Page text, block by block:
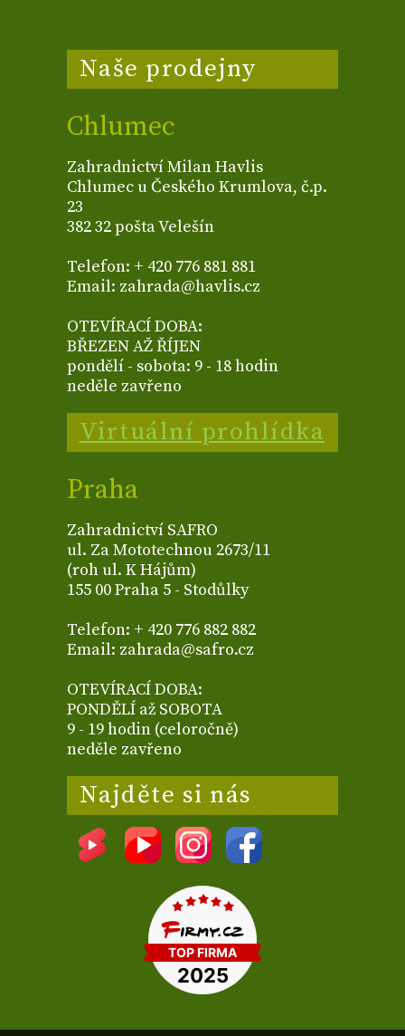
Naše prodejny
Chlumec
Zahradnictví Milan Havlis
Chlumec u Českého Krumlova, č.p.
23
382 32 pošta Velešín
Telefon: + 420 776 881 881
Email: zahrada@havlis.cz
OTEVÍRACÍ DOBA:
BŘEZEN AŽ ŘÍJEN
pondělí - sobota: 9 - 18 hodin
neděle zavřeno
Virtuální prohlídka
Praha
Zahradnictví SAFRO
ul. Za Mototechnou 2673/11
(roh ul. K Hájům)
155 00 Praha 5 - Stodůlky
Telefon: + 420 776 882 882
Email: zahrada@safro.cz
OTEVÍRACÍ DOBA:
PONDĚLÍ až SOBOTA
9 - 19 hodin (celoročně)
neděle zavřeno
Najděte si nás